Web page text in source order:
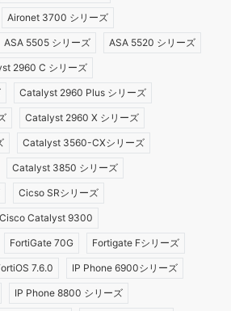
Aironet 3700 シリーズ
ASA 5505 シリーズ ASA 5520 シリーズ
2960 C シリーズ
Catalyst 2960 Plus シリーズ
Catalyst 2960 X シリーズ
Catalyst 3560-CXシリーズ
Catalyst 3850 シリーズ
Cicso SRシリーズ
Cisco Catalyst 9300
FortiGate 70G Fortigate Fシリーズ
7.6.0 IP Phone 6900シリーズ
IP Phone 8800 シリーズ